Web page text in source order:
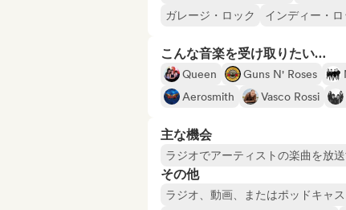
ガレージ・ロック
インディー・ロ
こんな音楽を受け取りたい…
Queen Guns N' Roses
Aerosmith
Vasco Rossi
主な機会
ラジオでアーティストの楽曲を放
その他
ラジオ、動画、またはポッドキャ